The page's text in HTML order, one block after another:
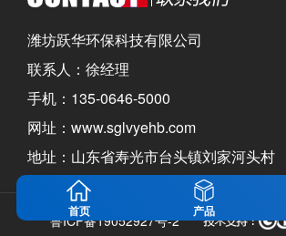
潍坊跃华环保科技有限公司
联系人：徐经理
手机：135-0646-5000
网址：www.sglvyehb.com
地址：山东省寿光市台头镇刘家河头村
鲁ICP备19052927号-2
首页 产品